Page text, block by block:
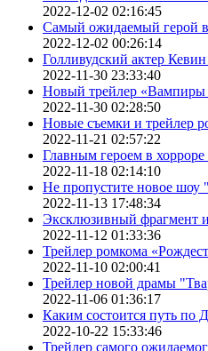
2022-12-02 02:16:45
Самый ожидаемый герой
2022-12-02 00:26:14
Голливудский актер
2022-11-30 23:33:40
Новый трейлер «Вампиры
2022-11-30 02:28:50
Новые съемки и трейлер
2022-11-21 02:57:22
Главным героем в
2022-11-18 02:14:10
Не пропустите новое шоу
2022-11-13 17:48:34
Эксклюзивный фрагмент
2022-11-12 01:33:36
Трейлер ромкома
2022-11-10 02:00:41
Трейлер новой драмы
2022-11-06 01:36:17
Каким состоится путь по
2022-10-22 15:33:46
Трейлер самого